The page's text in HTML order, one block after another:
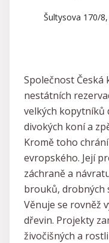
Šultysova 170/
Společnost Česká
nestátních
velkých kopytníků
divokých koní a
Kromě toho
evropského. Její
záchraně a
brouků, drobných
Věnuje se rovněž
dřevin. Projekty
živočišných a